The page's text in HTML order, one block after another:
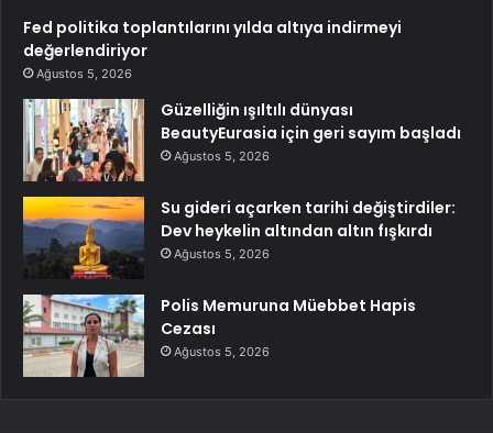
Fed politika toplantılarını yılda altıya indirmeyi
değerlendiriyor
Ağustos 5, 2026
Güzelliğin ışıltılı dünyası
BeautyEurasia için geri sayım başladı
Ağustos 5, 2026
Su gideri açarken tarihi değiştirdiler:
Dev heykelin altından altın fışkırdı
Ağustos 5, 2026
Polis Memuruna Müebbet Hapis
Cezası
Ağustos 5, 2026